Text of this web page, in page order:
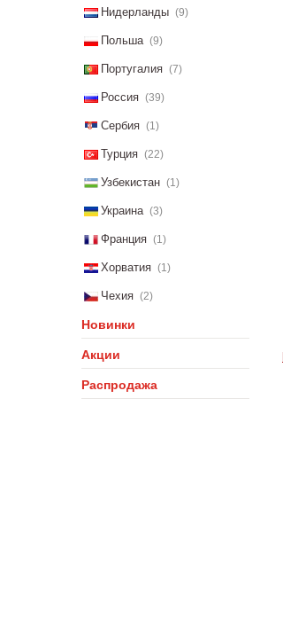
Нидерланды (9)
Польша (9)
Португалия (7)
Россия (39)
Сербия (1)
Турция (22)
Узбекистан (1)
Украина (3)
Франция (1)
Хорватия (1)
Чехия (2)
Новинки
Акции
Распродажа